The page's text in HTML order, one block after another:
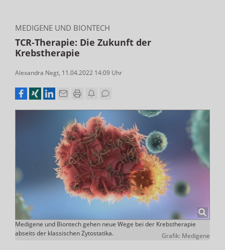
MEDIGENE UND BIONTECH
TCR-Therapie: Die Zukunft der
Krebstherapie
Alexandra Negt, 11.04.2022 14:09 Uhr
Medigene und Biontech gehen neue Wege bei der Krebstherapie
abseits der klassischen Zytostatika.
Grafik: Medigene